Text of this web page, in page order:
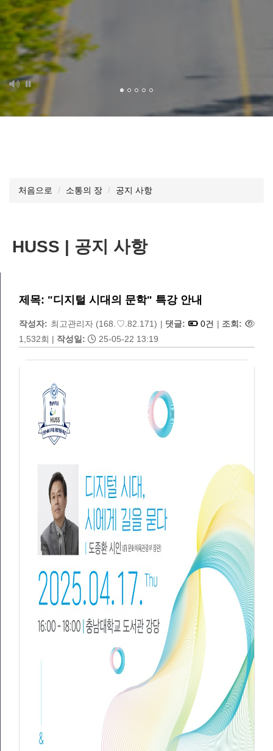
처음으로 소통의 장 공지 사항
HUSS | 공지 사항
제목: "디지털 시대의 문학" 특강 안내
작성자: 최고관리자(168.♡.82.171) | 댓글: 0건 | 조회:
1,532회 | 작성일: 25-05-22 13:19